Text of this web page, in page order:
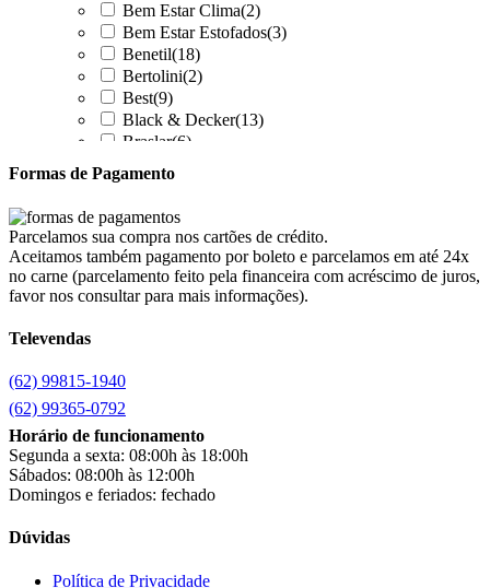
Bem Estar Clima(2)
Bem Estar Estofados(3)
Benetil(18)
Bertolini(2)
Best(9)
Black & Decker(13)
Braslar(6)
Britânia
Cairu(7)
Canaã Moveis (0)
Canaã Móveis(2)
Carioca Móveis(8)
Clarice
clock
Colibri
Colli(53)
Colormaq(43)
Companhia do Estofado
Cotherm(2)
Formas de Pagamento
Parcelamos sua compra nos cartões de crédito.
Aceitamos também pagamento por boleto e parcelamos em até 24x
no carne (parcelamento feito pela financeira com acréscimo de juros,
favor nos consultar para mais informações).
Televendas
(62) 99815-1940
(62) 99365-0792
Horário de funcionamento
Segunda a sexta: 08:00h às 18:00h
Sábados: 08:00h às 12:00h
Domingos e feriados: fechado
Dúvidas
Política de Privacidade